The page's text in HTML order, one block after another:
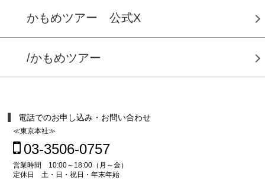
かもめツアー 公式X
/かもめツアー
電話でのお申し込み・お問い合わせ
≪東京本社≫
03-3506-0757
営業時間 10:00～18:00（月～金）
定休日 土・日・祝日・年末年始